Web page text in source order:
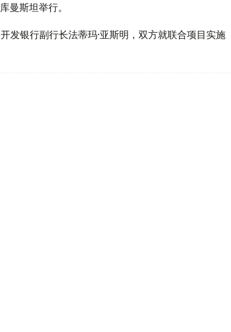
曼斯坦举行。
发银行副行长法蒂玛·亚斯明，双方就联合项目实施